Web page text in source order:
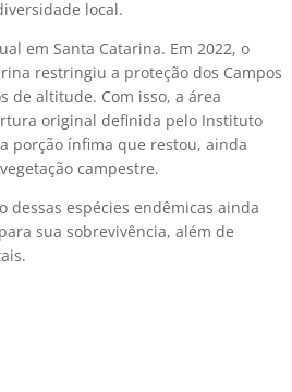
local.
em Santa Catarina. Em 2022, o
restringiu a proteção dos Campos
de altitude. Com isso, a área
original definida pelo Instituto
porção ínfima que restou, ainda
campestre.
espécies endêmicas ainda
sua sobrevivência, além de